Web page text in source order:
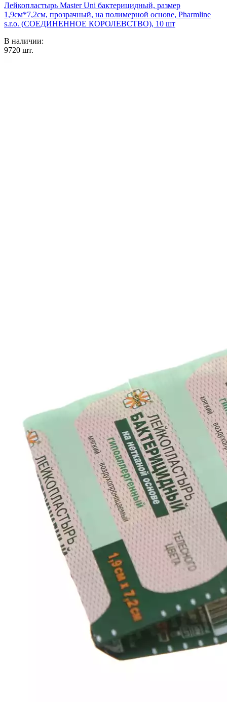
Лейкопластырь Master Uni бактерицидный, размер
1,9см*7,2см, прозрачный, на полимерной основе, Pharmline
s.r.o. (СОЕДИНЕННОЕ КОРОЛЕВСТВО), 10 шт
В наличии:
9720 шт.